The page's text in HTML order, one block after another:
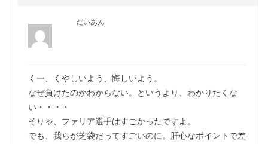
だいあん
くー、くやしいよう、悔しいよう。
なぜ負けたのかわからない。というより、わかりたくな
い・・・・
そりゃ、ファリア選手はすごかったですよ。
でも、我らが芝袋だってすごいのに。肝心なポイントで差